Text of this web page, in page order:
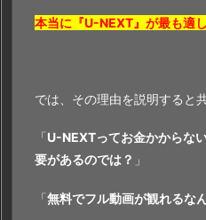
本当に『U-NEXT』が最も適
では、その理由を説明すると共
「U-NEXTってお金かからな
要があるのでは？ 」
「無料でフル動画が観れるな